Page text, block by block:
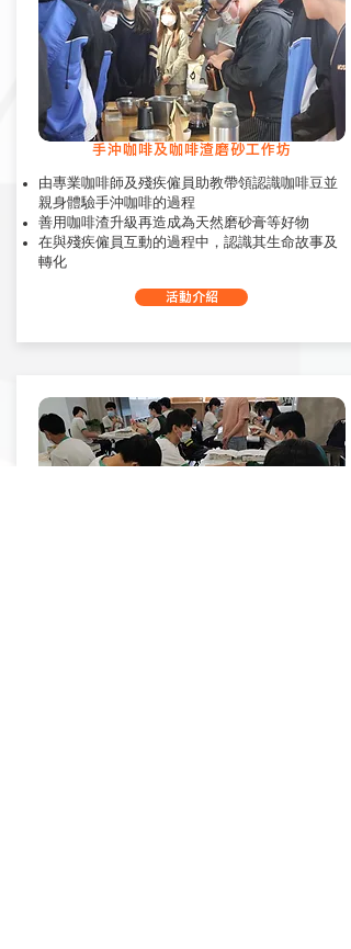
手沖咖啡及咖啡渣磨砂工作坊
由專業咖啡師及殘疾僱員助教帶領認識咖啡豆並
親身體驗手沖咖啡的過程
善用咖啡渣升級再造成為天然磨砂膏等好物
在與殘疾僱員互動的過程中，認識其生命故事及
轉化
活動介紹